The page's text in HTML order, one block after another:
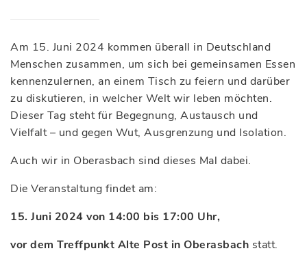
Am 15. Juni 2024 kommen überall in Deutschland
Menschen zusammen, um sich bei gemeinsamen Essen
kennenzulernen, an einem Tisch zu feiern und darüber
zu diskutieren, in welcher Welt wir leben möchten.
Dieser Tag steht für Begegnung, Austausch und
Vielfalt – und gegen Wut, Ausgrenzung und Isolation.
Auch wir in Oberasbach sind dieses Mal dabei.
Die Veranstaltung findet am:
15. Juni 2024 von 14:00 bis 17:00 Uhr,
vor dem Treffpunkt Alte Post in Oberasbach statt.